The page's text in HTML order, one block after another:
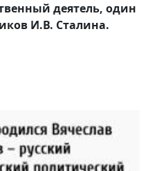
деятель, один
И.В. Сталина.